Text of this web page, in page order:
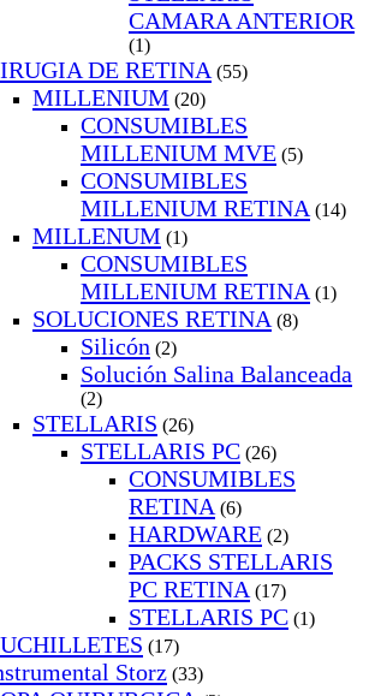
CAMARA ANTERIOR
(1)
DE RETINA (55)
MILLENIUM (20)
CONSUMIBLES
MILLENIUM MVE (5)
CONSUMIBLES
MILLENIUM RETINA (14)
MILLENUM (1)
CONSUMIBLES
MILLENIUM RETINA (1)
SOLUCIONES RETINA (8)
Silicón (2)
Solución Salina Balanceada
(2)
STELLARIS (26)
STELLARIS PC (26)
CONSUMIBLES
RETINA (6)
HARDWARE (2)
PACKS STELLARIS
PC RETINA (17)
STELLARIS PC (1)
(17)
Storz (33)